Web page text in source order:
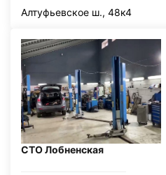
Алтуфьевское ш., 48к4
СТО Лобненская